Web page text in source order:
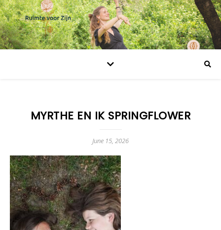
MYRTHE EN IK SPRINGFLOWER
June 15, 2026